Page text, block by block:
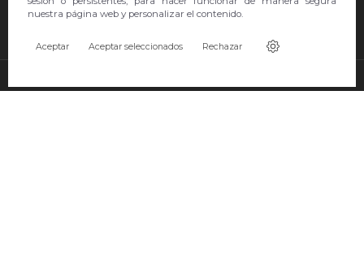
nuestra página web y personalizar el contenido.
Aceptar Aceptar seleccionados Rechazar